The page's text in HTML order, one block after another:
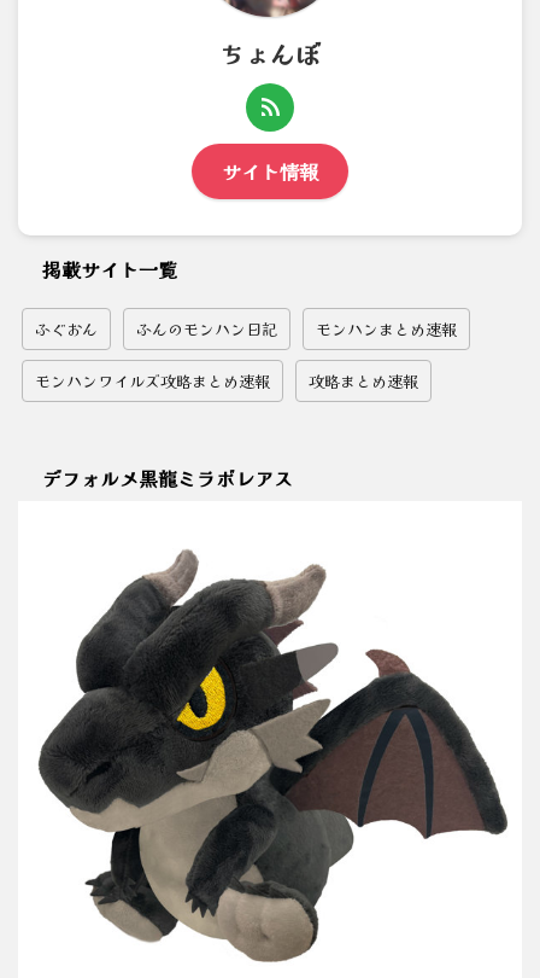
ちょんぼ
サイト情報
掲載サイト一覧
ふぐおん ふんのモンハン日記 モンハンまとめ速報
モンハンワイルズ攻略まとめ速報 攻略まとめ速報
デフォルメ黒龍ミラボレアス